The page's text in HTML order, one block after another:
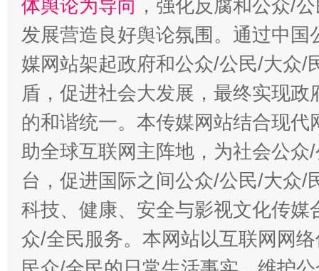
体舆论为导向 ，强化反腐和公众/
发展营造良好舆论氛围。通过中
媒网站架起政府和公众/公民/大众/
盾，促进社会大发展，最终实现
的和谐统一。本传媒网站结合现
助全球互联网主阵地，为社会公
台，促进国际之间公众/公民/大众/
科技、健康、安全与影视文化传
众/全民服务。本网站以互联网网